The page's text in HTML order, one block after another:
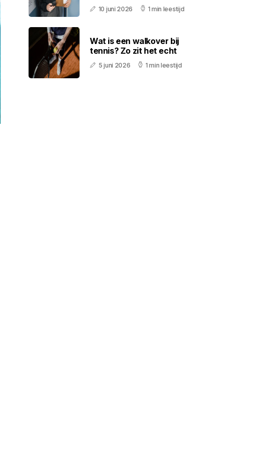
10 juni 2026 1 min leestijd
Wat is een walkover bij
tennis? Zo zit het echt
5 juni 2026 1 min leestijd